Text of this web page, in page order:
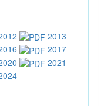
2013
2017
2021